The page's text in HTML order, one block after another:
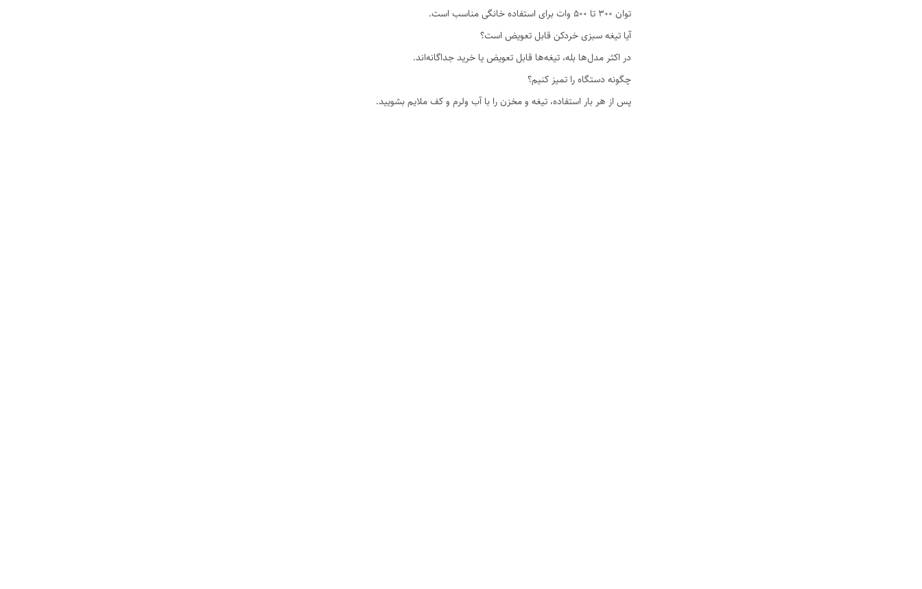
توان ۳۰۰ تا ۵۰۰ وات برای استفاده خانگی مناسب است.
آیا تیغه سبزی خردکن قابل تعویض است؟
در اکثر مدل‌ها بله، تیغه‌ها قابل تعویض یا خرید جداگانه‌اند.
چگونه دستگاه را تمیز کنیم؟
پس از هر بار استفاده، تیغه و مخزن را با آب ولرم و کف ملایم بشویید.